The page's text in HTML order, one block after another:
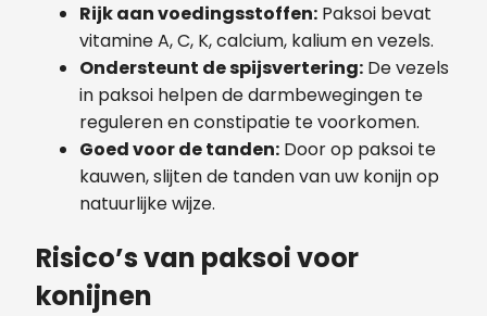
Rijk aan voedingsstoffen: Paksoi bevat
vitamine A, C, K, calcium, kalium en vezels.
Ondersteunt de spijsvertering: De vezels
in paksoi helpen de darmbewegingen te
reguleren en constipatie te voorkomen.
Goed voor de tanden: Door op paksoi te
kauwen, slijten de tanden van uw konijn op
natuurlijke wijze.
Risico’s van paksoi voor
konijnen